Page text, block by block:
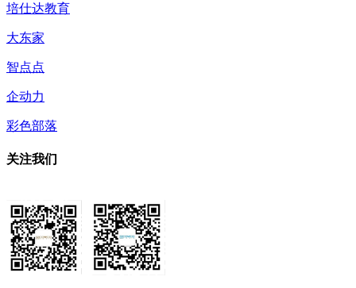
培仕达教育
大东家
智点点
企动力
彩色部落
关注我们